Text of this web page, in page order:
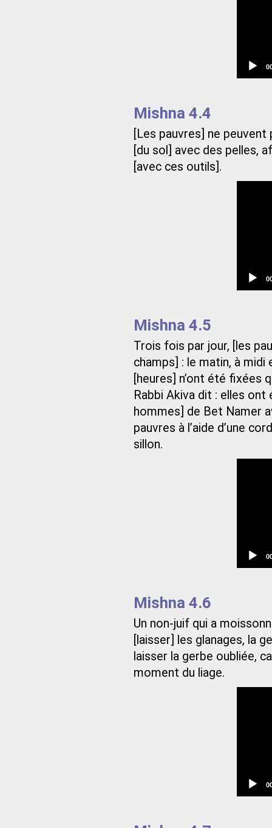
Mishna 4.4
[Les pauvres] ne
[du sol] avec des pelles,
[avec ces outils].
Mishna 4.5
Trois fois par jour, [les
champs] : le matin, à midi
[heures] n’ont été fixées
Rabbi Akiva dit : elles ont
hommes] de Bet Namer
pauvres à l’aide d’une
sillon.
Mishna 4.6
Un non-juif qui a
[laisser] les glanages, la
laisser la gerbe oubliée,
moment du liage.